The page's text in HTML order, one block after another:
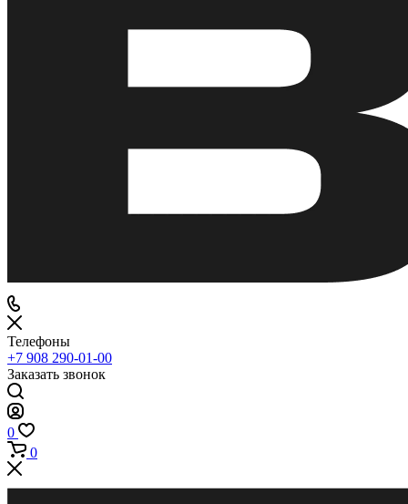
Телефоны
+7 908 290-01-00
Заказать звонок
0
0